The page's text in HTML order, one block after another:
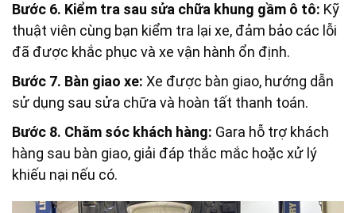
Bước 6. Kiểm tra sau sửa chữa khung gầm ô tô: Kỹ
thuật viên cùng bạn kiểm tra lại xe, đảm bảo các lỗi
đã được khắc phục và xe vận hành ổn định.
Bước 7. Bàn giao xe: Xe được bàn giao, hướng dẫn
sử dụng sau sửa chữa và hoàn tất thanh toán.
Bước 8. Chăm sóc khách hàng: Gara hỗ trợ khách
hàng sau bàn giao, giải đáp thắc mắc hoặc xử lý
khiếu nại nếu có.